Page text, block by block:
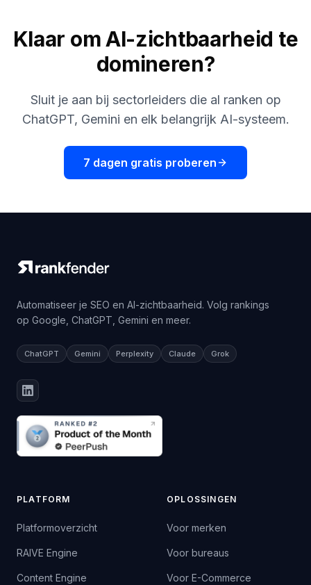
Klaar om AI-zichtbaarheid te
domineren?
Sluit je aan bij sectorleiders die al ranken op
ChatGPT, Gemini en elk belangrijk AI-systeem.
7 dagen gratis proberen
Automatiseer je SEO en AI-zichtbaarheid. Volg rankings
op Google, ChatGPT, Gemini en meer.
ChatGPT Gemini Perplexity Claude Grok
PLATFORM
Platformoverzicht
RAIVE Engine
Content Engine
OPLOSSINGEN
Voor merken
Voor bureaus
Voor E-Commerce